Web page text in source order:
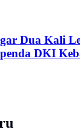
Dua Kali
DKI